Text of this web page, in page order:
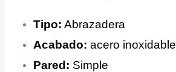
Tipo: Abrazadera
Acabado: acero inoxidable
Pared: Simple